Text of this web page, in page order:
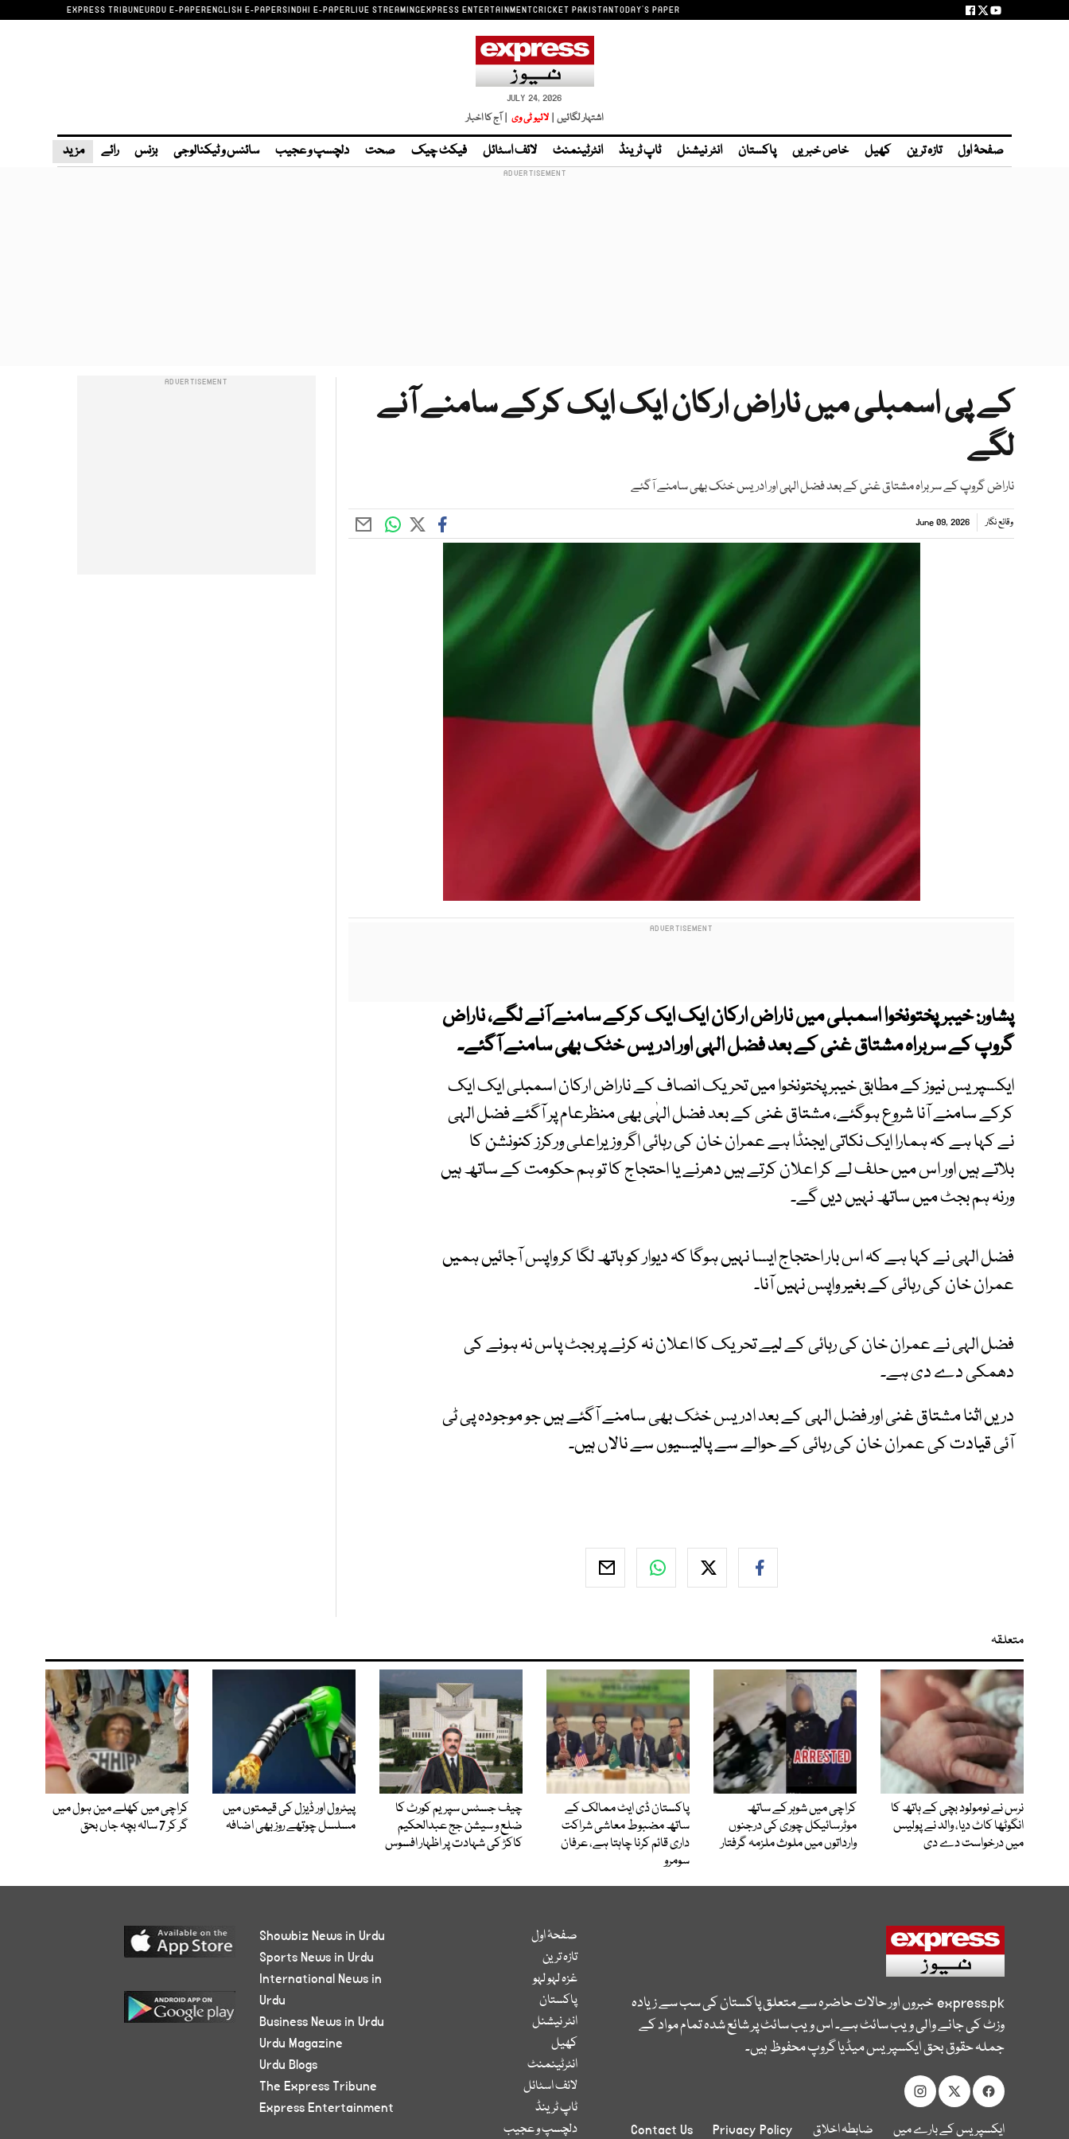
EXPRESS TRIBUNEURDU E-PAPERENGLISH E-PAPERSINDHI E-PAPERLIVE STREAMINGEXPRESS ENTERTAINMENTCRICKET PAKISTANTODAY'S PAPER
JULY 24, 2026
اشتہار لگائیں | لائیو ٹی وی | آج کا اخبار
صفحۂ اول تازہ ترین کھیل خاص خبریں پاکستان انٹر نیشنل ٹاپ ٹرینڈ انٹرٹینمنٹ لائف اسٹائل فیکٹ چیک صحت دلچسپ و عجیب سائنس و ٹیکنالوجی بزنس رائے مزید
کے پی اسمبلی میں ناراض ارکان ایک ایک کرکے سامنے آنے
لگے
ناراض گروپ کے سربراہ مشتاق غنی کے بعد فضل الہی اور ادریس خٹک بھی سامنے آگئے
وقائع نگار June 09, 2026
پشاور:خیبرپختونخوا اسمبلی میں ناراض ارکان ایک ایک کرکے سامنے آنے لگے، ناراض
گروپ کے سربراہ مشتاق غنی کے بعد فضل الہی اور ادریس خٹک بھی سامنے آگئے۔
ایکسپریس نیوز کے مطابق خیبرپختونخوا میں تحریک انصاف کے ناراض ارکان اسمبلی ایک ایک
کرکے سامنے آنا شروع ہوگئے، مشتاق غنی کے بعد فضل الہٰی بھی منظرعام پر آگئے فضل الہی
نے کہا ہے کہ ہمارا ایک نکاتی ایجنڈا ہے عمران خان کی رہائی اگر وزیراعلی ورکرز کنونشن کا
بلاتے ہیں اور اس میں حلف لے کر اعلان کرتے ہیں دھرنے یا احتجاج کا تو ہم حکومت کے ساتھ ہیں
ورنہ ہم بجٹ میں ساتھ نہیں دیں گے۔
فضل الہی نے کہا ہے کہ اس بار احتجاج ایسا نہیں ہوگا کہ دیوار کو ہاتھ لگا کر واپس آجائیں ہمیں
عمران خان کی رہائی کے بغیر واپس نہیں آنا۔
فضل الہی نے عمران خان کی رہائی کے لیے تحریک کا اعلان نہ کرنے پر بجٹ پاس نہ ہونے کی
دھمکی دے دی ہے۔
دریں اثنا مشتاق غنی اور فضل الہی کے بعد ادریس خٹک بھی سامنے آگئے ہیں جو موجودہ پی ٹی
آئی قیادت کی عمران خان کی رہائی کے حوالے سے پالیسیوں سے نالاں ہیں۔
متعلقہ
نرس نے نومولود بچی کے ہاتھ کا
انگوٹھا کاٹ دیا، والد نے پولیس
میں درخواست دے دی
کراچی میں شوہر کے ساتھ
موٹرسائیکل چوری کی درجنوں
وارداتوں میں ملوث ملزمہ گرفتار
پاکستان ڈی ایٹ ممالک کے
ساتھ مضبوط معاشی شراکت
داری قائم کرنا چاہتا ہے، عرفان
سومرو
چیف جسٹس سپریم کورٹ کا
ضلع و سیشن جج عبدالحکیم
کاکڑ کی شہادت پر اظہار افسوس
پیٹرول اور ڈیزل کی قیمتوں میں
مسلسل چوتھے روز بھی اضافہ
کراچی میں کھلے مین ہول میں
گر کر 7 سالہ بچہ جاں بحق
express.pkخبروں اور حالات حاضرہ سے متعلق پاکستان کی سب سے زیادہ
وزٹ کی جانے والی ویب سائٹ ہے۔ اس ویب سائٹ پر شائع شدہ تمام مواد کے
جملہ حقوق بحق ایکسپریس میڈیا گروپ محفوظ ہیں۔
ایکسپریس کے بارے میں ضابطہ اخلاق Privacy Policy
Contact Us
صفحۂ اول
تازہ ترین
غزہ لہو لہو
پاکستان
انٹر نیشنل
کھیل
انٹرٹینمنٹ
لائف اسٹائل
ٹاپ ٹرینڈ
دلچسپ و عجیب
Showbiz News in Urdu
Sports News in Urdu
International News in
Urdu
Business News in Urdu
Urdu Magazine
Urdu Blogs
The Express Tribune
Express Entertainment